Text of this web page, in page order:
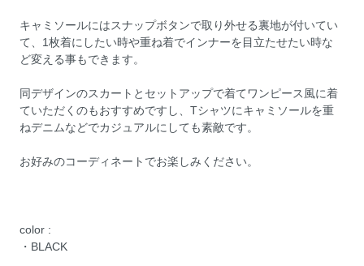
キャミソールにはスナップボタンで取り外せる裏地が付いてい
て、1枚着にしたい時や重ね着でインナーを目立たせたい時な
ど変える事もできます。
同デザインのスカートとセットアップで着てワンピース風に着
ていただくのもおすすめですし、Tシャツにキャミソールを重
ねデニムなどでカジュアルにしても素敵です。
お好みのコーディネートでお楽しみください。
color :
・BLACK